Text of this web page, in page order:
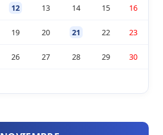
12 13 14 15 16
19 20 21 22 23
26 27 28 29 30